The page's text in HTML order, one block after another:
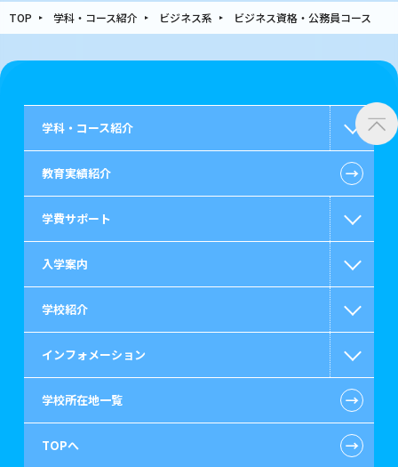
TOP 学科・コース紹介 ビジネス系 ビジネス資格・公務員コース
学科・コース紹介
国家公務員・地方公務員系
警察官・消防官系
救急救命士系
公認会計士・税理士系
ビジネス系
情報IT系
ゲーム・CG・デザイン系
教育実績紹介 ←
学費サポート
高等教育の修学支援新制度
日本学生支援機構の奨学金
国の教育ローン
提携教育ローン
保育士修学資金貸付制度
入学案内
一般入学
AO入学
指定校推薦入学
特別推薦入学
学校紹介
在校生からあなたへ
施設・研修所
学生寮・マンションのご案内
インフォメーション
お知らせ・新着情報
在校生へのお知らせ
学校所在地一覧 ←
TOPへ ←